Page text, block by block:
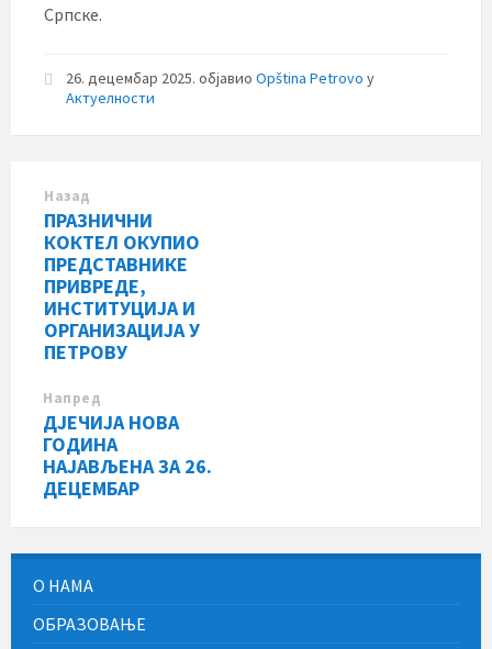
Српске.
26. децембар 2025. објавио Opština Petrovo у
Актуелности
Назад
ПРАЗНИЧНИ
КОКТЕЛ ОКУПИО
ПРЕДСТАВНИКЕ
ПРИВРЕДЕ,
ИНСТИТУЦИЈА И
ОРГАНИЗАЦИЈА У
ПЕТРОВУ
Напред
ДЈЕЧИЈА НОВА
ГОДИНА
НАЈАВЉЕНА ЗА 26.
ДЕЦЕМБАР
О НАМА
ОБРАЗОВАЊЕ